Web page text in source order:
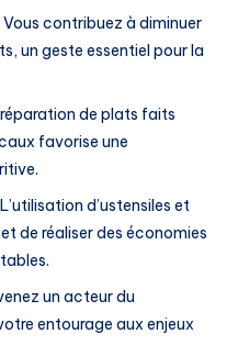
Vous contribuez à diminuer
un geste essentiel pour la
de plats faits
favorise une
d’ustensiles et
de réaliser des économies
un acteur du
entourage aux enjeux